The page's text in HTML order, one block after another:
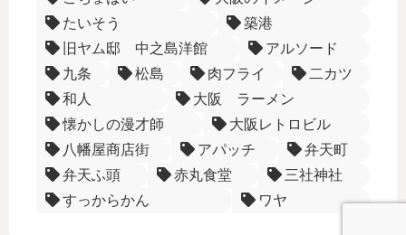
たいそう
築港
旧ヤム邸 中之島洋館
アルソード
九条
松島 肉フライ
二カツ
和人
大阪 ラーメン
懐かしの漫才師
大阪レトロビル
八幡屋商店街
アパッチ
弁天町
弁天ふ頭
赤丸食堂
三社神社
すっからかん
ワヤ